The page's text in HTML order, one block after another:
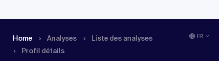
Home Analyses
Liste des analyses
Profil détails
FR